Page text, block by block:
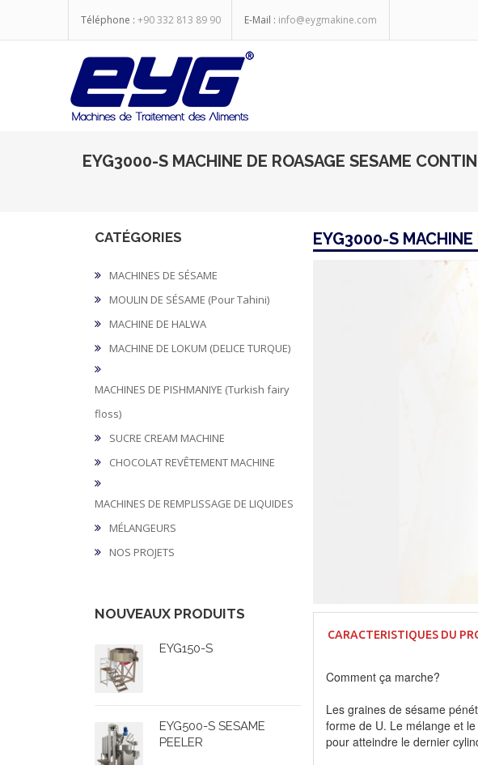
Téléphone : +90 332 813 89 90 E-Mail : info@eygmakine.com
EYG3000-S MACHINE DE ROASAGE SESAME
CATÉGORIES
MACHINES DE SÉSAME
MOULIN DE SÉSAME (Pour Tahini)
MACHINE DE HALWA
MACHINE DE LOKUM (DELICE TURQUE)
MACHINES DE PISHMANIYE (Turkish fairy
floss)
SUCRE CREAM MACHINE
CHOCOLAT REVÊTEMENT MACHINE
MACHINES DE REMPLISSAGE DE LIQUIDES
MÉLANGEURS
NOS PROJETS
NOUVEAUX PRODUITS
EYG150-S
EYG500-S SESAME
PEELER
EYG3000-S MACHINE
CARACTERISTIQUES DU
Comment ça marche?
Les graines de sésame
forme de U. Le mélange et
pour atteindre le dernier